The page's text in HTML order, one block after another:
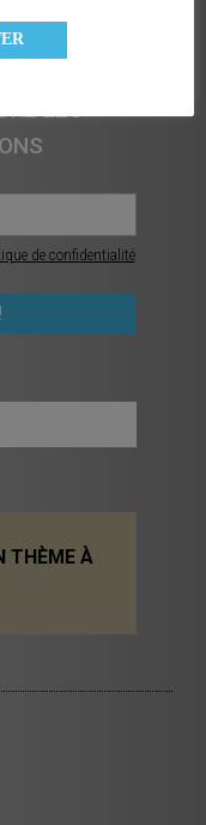
LES
de confidentialité
THÈME À